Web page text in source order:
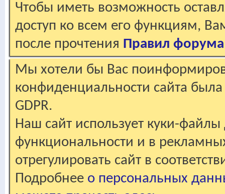
Чтобы иметь возможность
доступ ко всем его функциям,
после прочтения Правил форума
Мы хотели бы Вас
конфиденциальности сайта
GDPR.
Наш сайт использует куки-файлы
функциональности и в
отрегулировать сайт в
Подробнее о персональных